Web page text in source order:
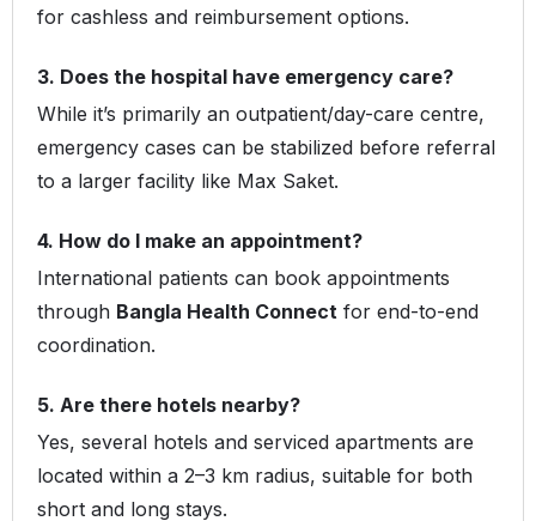
for cashless and reimbursement options.
3. Does the hospital have emergency care?
While it’s primarily an outpatient/day-care centre,
emergency cases can be stabilized before referral
to a larger facility like Max Saket.
4. How do I make an appointment?
International patients can book appointments
through Bangla Health Connect for end-to-end
coordination.
5. Are there hotels nearby?
Yes, several hotels and serviced apartments are
located within a 2–3 km radius, suitable for both
short and long stays.